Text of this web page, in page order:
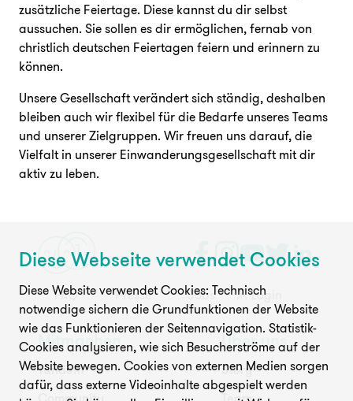
zusätzliche Feiertage. Diese kannst du dir selbst
aussuchen. Sie sollen es dir ermöglichen, fernab von
christlich deutschen Feiertagen feiern und erinnern zu
können.
Unsere Gesellschaft verändert sich ständig, deshalben
bleiben auch wir flexibel für die Bedarfe unseres Teams
und unserer Zielgruppen. Wir freuen uns darauf, die
Vielfalt in unserer Einwanderungsgesellschaft mit dir
aktiv zu leben.
FAQ Presse Jobs Login
Mitmachen
Tandem
Community
Über uns
Story
Team
Diese Webseite verwendet Cookies
Diese Website verwendet Cookies: Technisch
notwendige sichern die Grundfunktionen der Website
wie das Funktionieren der Seitennavigation. Statistik-
Cookies analysieren, wie sich Besucherströme auf der
Website bewegen. Cookies von externen Medien sorgen
dafür, dass externe Videoinhalte abgespielt werden